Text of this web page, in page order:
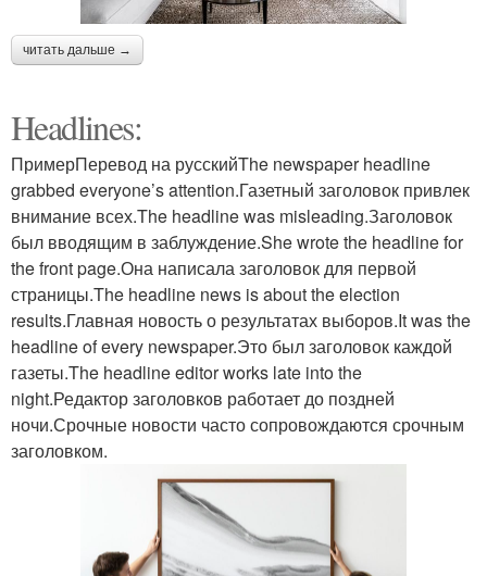
читать дальше →
Headlines:
ПримерПеревод на русскийThe newspaper headline
grabbed everyone’s attention.Газетный заголовок привлек
внимание всех.The headline was misleading.Заголовок
был вводящим в заблуждение.She wrote the headline for
the front page.Она написала заголовок для первой
страницы.The headline news is about the election
results.Главная новость о результатах выборов.It was the
headline of every newspaper.Это был заголовок каждой
газеты.The headline editor works late into the
night.Редактор заголовков работает до поздней
ночи.Срочные новости часто сопровождаются срочным
заголовком.